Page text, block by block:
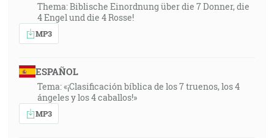
Thema: Biblische Einordnung über die 7 Donner, die
4 Engel und die 4 Rosse!
MP3
ESPAÑOL
Tema: «¡Clasificación bíblica de los 7 truenos, los 4
ángeles y los 4 caballos!»
MP3